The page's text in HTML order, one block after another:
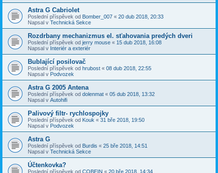
Astra G Cabriolet
Poslední příspěvek od Bomber_007 « 20 dub 2018, 20:33
Napsal v Technická Sekce
Rozdrbany mechanizmus el. sťahovania predých dveri
Poslední příspěvek od jerry mouse « 15 dub 2018, 16:08
Napsal v Interiér a exteriér
Bublající posilovač
Poslední příspěvek od hrubost « 08 dub 2018, 22:55
Napsal v Podvozek
Astra G 2005 Antena
Poslední příspěvek od dolenmat « 05 dub 2018, 13:32
Napsal v Autohifi
Palivový filtr- rychlospojky
Poslední příspěvek od Kouk « 31 bře 2018, 19:50
Napsal v Podvozek
Astra G
Poslední příspěvek od Burdis « 25 bře 2018, 14:51
Napsal v Technická Sekce
Účtenkovka?
Poslední příspěvek od COBEIN « 20 bře 2018, 14:34